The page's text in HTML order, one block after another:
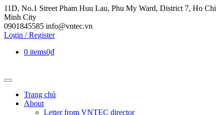
11D, No.1 Street Pham Huu Lau, Phu My Ward, District 7, Ho Chi
Minh City
0901845585 info@vntec.vn
Login / Register
0 items0₫
Trang chủ
About
Letter from VNTEC director